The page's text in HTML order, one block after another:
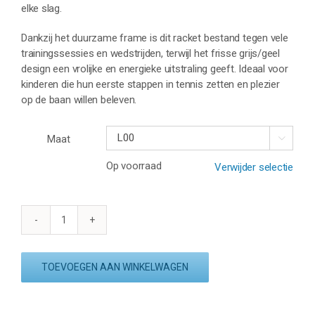
elke slag.
Dankzij het duurzame frame is dit racket bestand tegen vele
trainingssessies en wedstrijden, terwijl het frisse grijs/geel
design een vrolijke en energieke uitstraling geeft. Ideaal voor
kinderen die hun eerste stappen in tennis zetten en plezier
op de baan willen beleven.
Maat 
Op voorraad Verwijder selectie
BABOLAT
23
TOEVOEGEN AAN WINKELWAGEN